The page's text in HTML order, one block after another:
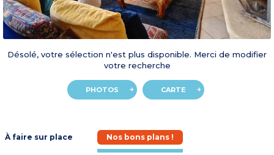
Désolé, votre sélection n'est plus disponible. Merci de modifier
votre recherche
PHOTOS CARTE
À faire sur place Nos bons plans !